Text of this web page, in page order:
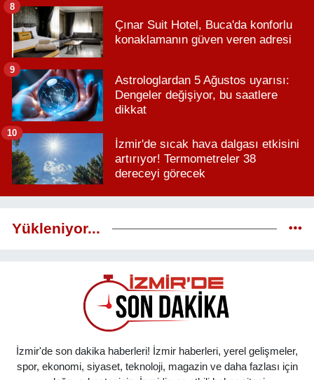
Çınar Suit Hotel, Buca'da konforlu
konaklamanın güven veren adresi
8
Astrologlardan 5 Ağustos uyarısı:
Dengeler değişiyor, bu saatlere
dikkat
9
İzmir'de sıcak hava dalgası etkisini
artırıyor! Termometreler 38
dereceyi görecek
10
Yükleniyor...
İzmir'de son dakika haberleri! İzmir haberleri, yerel gelişmeler,
spor, ekonomi, siyaset, teknoloji, magazin ve daha fazlası için